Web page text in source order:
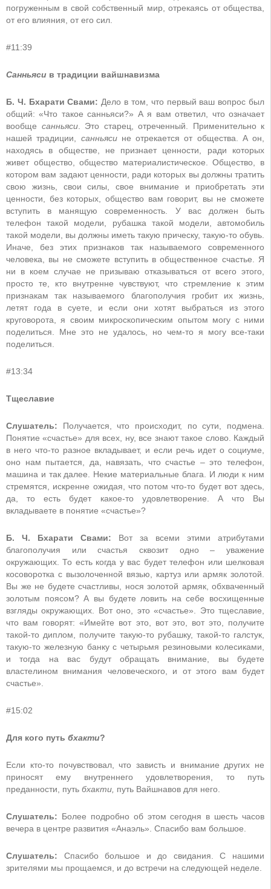
погруженным в свой собственный мир, отрекаясь от общества,
от его влияния, от его сил.
#11:39
Санньяси в традиции вайшнавизма
Б. Ч. Бхарати Свами: Дело в том, что первый ваш вопрос был
общий: «Что такое санньяси?» А я вам ответил, что означает
вообще санньяси. Это старец, отреченный. Применительно к
нашей традиции, санньясине отрекается от общества. А он,
находясь в обществе, не признает ценности, ради которых
живет общество, общество материалистическое. Общество, в
котором вам задают ценности, ради которых вы должны тратить
свою жизнь, свои силы, свое внимание и приобретать эти
ценности, без которых, общество вам говорит, вы не сможете
вступить в манящую современность. У вас должен быть
телефон такой модели, рубашка такой модели, автомобиль
такой модели, вы должны иметь такую прическу, такую-то обувь.
Иначе, без этих признаков так называемого современного
человека, вы не сможете вступить в общественное счастье. Я
ни в коем случае не призываю отказываться от всего этого,
просто те, кто внутренне чувствуют, что стремление к этим
признакам так называемого благополучия гробит их жизнь,
летят года в суете, и если они хотят выбраться из этого
круговорота, я своим микроскопическим опытом могу с ними
поделиться. Мне это не удалось, но чем-то я могу все-таки
поделиться.
#13:34
Тщеславие
Слушатель: Получается, что происходит, по сути, подмена.
Понятие «счастье» для всех, ну, все знают такое слово. Каждый
в него что-то разное вкладывает, и если речь идет о социуме,
оно нам пытается, да, навязать, что счастье – это телефон,
машина и так далее. Некие материальные блага. И люди к ним
стремятся, искренне ожидая, что потом что-то будет вот здесь,
да, то есть будет какое-то удовлетворение. А что Вы
вкладываете в понятие «счастье»?
Б. Ч. Бхарати Свами: Вот за всеми этими атрибутами
благополучия или счастья сквозит одно – уважение
окружающих. То есть когда у вас будет телефон или шелковая
косоворотка с вызолоченной вязью, картуз или армяк золотой.
Вы же не будете счастливы, нося золотой армяк, обхваченный
золотым поясом? А вы будете ловить на себе восхищенные
взгляды окружающих. Вот оно, это «счастье». Это тщеславие,
что вам говорят: «Имейте вот это, вот это, вот это, получите
такой-то диплом, получите такую-то рубашку, такой-то галстук,
такую-то железную банку с четырьмя резиновыми колесиками,
и тогда на вас будут обращать внимание, вы будете
властелином внимания человеческого, и от этого вам будет
счастье».
#15:02
Для кого путь бхакти?
Если кто-то почувствовал, что зависть и внимание других не
приносят ему внутреннего удовлетворения, то путь
преданности, путь бхакти, путь Вайшнавов для него.
Слушатель: Более подробно об этом сегодня в шесть часов
вечера в центре развития «Анаэль». Спасибо вам большое.
Слушатель: Спасибо большое и до свидания. С нашими
зрителями мы прощаемся, и до встречи на следующей неделе.